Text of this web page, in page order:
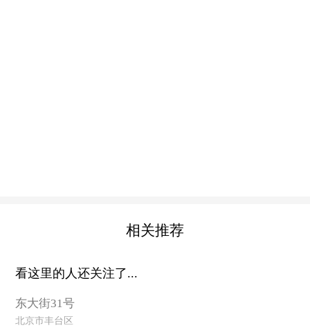
相关推荐
看这里的人还关注了...
东大街31号
北京市丰台区